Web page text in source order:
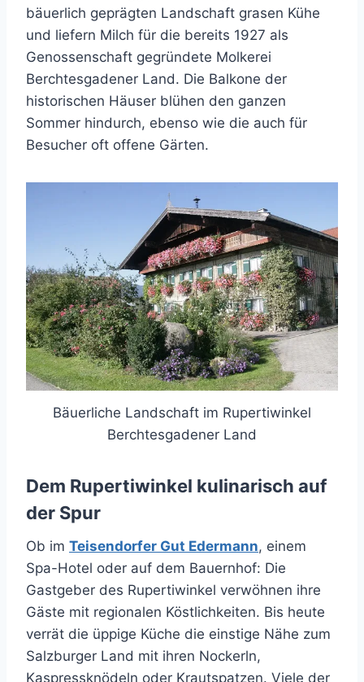
bäuerlich geprägten Landschaft grasen Kühe
und liefern Milch für die bereits 1927 als
Genossenschaft gegründete Molkerei
Berchtesgadener Land. Die Balkone der
historischen Häuser blühen den ganzen
Sommer hindurch, ebenso wie die auch für
Besucher oft offene Gärten.
Bäuerliche Landschaft im Rupertiwinkel
Berchtesgadener Land
Dem Rupertiwinkel kulinarisch auf
der Spur
Ob im Teisendorfer Gut Edermann, einem
Spa-Hotel oder auf dem Bauernhof: Die
Gastgeber des Rupertiwinkel verwöhnen ihre
Gäste mit regionalen Köstlichkeiten. Bis heute
verrät die üppige Küche die einstige Nähe zum
Salzburger Land mit ihren Nockerln,
Kaspressknödeln oder Krautspatzen. Viele der